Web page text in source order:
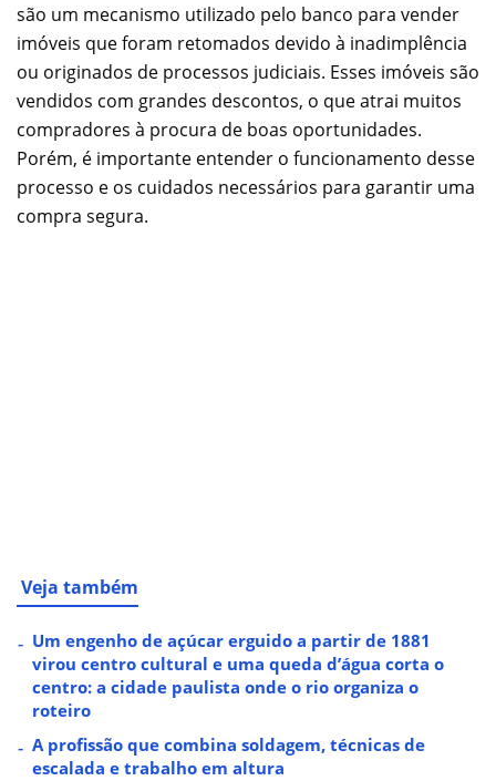
são um mecanismo utilizado pelo banco para vender
imóveis que foram retomados devido à inadimplência
ou originados de processos judiciais. Esses imóveis são
vendidos com grandes descontos, o que atrai muitos
compradores à procura de boas oportunidades.
Porém, é importante entender o funcionamento desse
processo e os cuidados necessários para garantir uma
compra segura.
Veja também
Um engenho de açúcar erguido a partir de 1881
virou centro cultural e uma queda d’água corta o
centro: a cidade paulista onde o rio organiza o
roteiro
A profissão que combina soldagem, técnicas de
escalada e trabalho em altura